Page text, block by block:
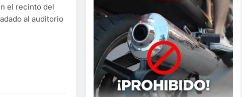
el recinto del
al auditorio